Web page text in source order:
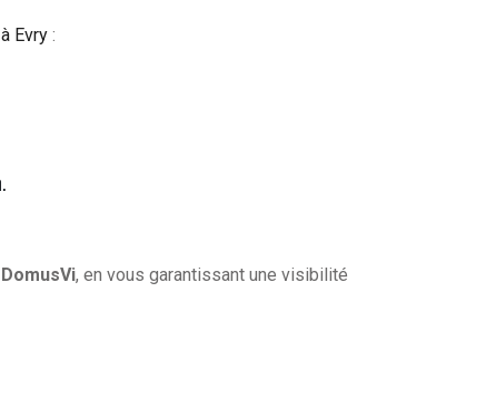
Evry :
DomusVi, en vous garantissant une visibilité